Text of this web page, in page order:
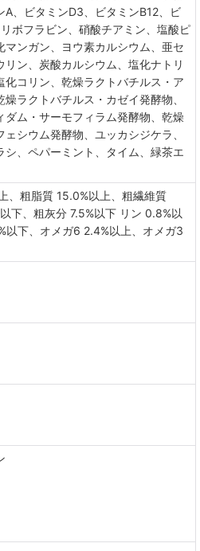
A、ビタミンD3、ビタミンB12、ビ
ボフラビン、硝酸チアミン、塩酸ピ
マンガン、ヨウ素カルシウム、亜セ
リン、炭酸カルシウム、塩化ナトリ
化コリン、乾燥ラクトバチルス・ア
ラクトバチルス・カゼイ発酵物、
ダム・サーモフィラム発酵物、乾燥
シウム発酵物、ユッカシジケラ、
シ、ペパーミント、タイム、緑茶エ
、粗脂質 15.0%以上、粗繊維質
下、粗灰分 7.5%以下 リン 0.8%以
以下、オメガ6 2.4%以上、オメガ3